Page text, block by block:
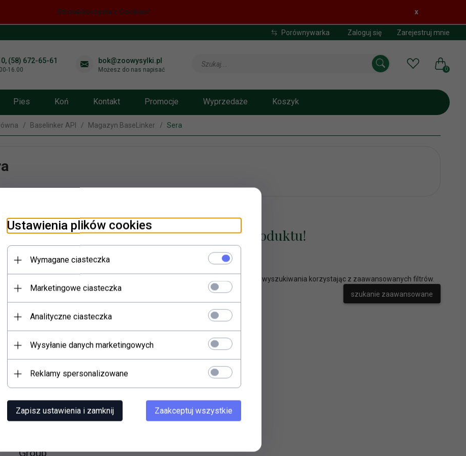
Strona korzysta z Cookies! x
Porównywarka Zaloguj się Zarejestruj mnie
(58) 672-65-61
16.00
bok@zoowysylki.pl
Możesz do nas napisać
Szukaj...
0
Pies Koń Kontakt Promocje Wyprzedaże Koszyk
Baselinker API Magazyn BaseLinker Sera
Niestety nie znaleziono produktu!
poprawność zapytania i spróbuj ponownie.
szukane słowa do jednego lub dwóch.
nazwę produktu, którego szukasz. Później będziesz mógł ograniczyć wyniki wyszukiwania korzystając z zaawansowanych filtrów.
szukanie zaawansowane
Group
Ustawienia plików cookies
Wymagane ciasteczka
Marketingowe ciasteczka
Analityczne ciasteczka
Wysyłanie danych marketingowych
Reklamy spersonalizowane
Zapisz ustawienia i zamknij Zaakceptuj wszystkie